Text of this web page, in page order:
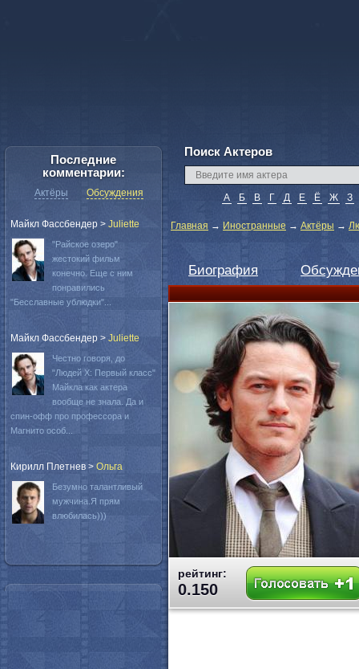
Поиск Актеров
А Б В Г Д Е Ё Ж З
Главная → Иностранные → Актёры →
Биография
рейтинг:
0.150
Последние
комментарии:
Актёры Обсуждения
Майкл Фассбендер > Juliette
"Райское озеро"
жестокий фильм
конечно. Еще с ним
понравились
"Бесславные ублюдки"...
Майкл Фассбендер > Juliette
Честно говоря, до
"Людей Х: Первый класс"
Майкла как актера
вообще не знала. Да и
спин-офф про профессора и
Магнито особ...
Кирилл Плетнев > Oльга
Безумно талантливый
мужчина.Я прям
влюбилась)))